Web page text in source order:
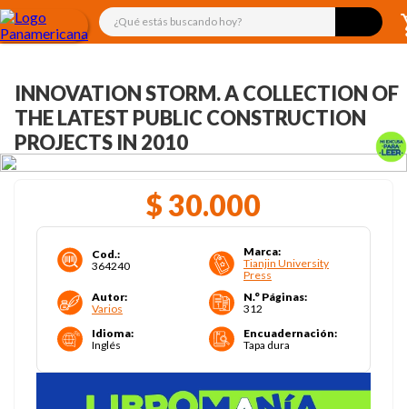
¿Qué estás buscando hoy?
INNOVATION STORM. A COLLECTION OF
THE LATEST PUBLIC CONSTRUCTION
PROJECTS IN 2010
$ 30.000
Cod.:
364240
Marca:
Tianjin University
Press
Autor:
Varios
N.° Páginas:
312
Idioma:
Inglés
Encuadernación:
Tapa dura